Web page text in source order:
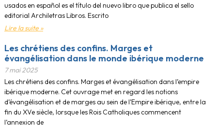
usados en español es el título del nuevo libro que publica el sello
editorial Archiletras Libros. Escrito
Lire la suite »
Les chrétiens des confins. Marges et
évangélisation dans le monde ibérique moderne
7 mai 2025
Les chrétiens des confins. Marges et évangélisation dans l’empire
ibérique moderne. Cet ouvrage met en regard les notions
d’évangélisation et de marges au sein de l’Empire ibérique, entre la
fin du XVe siècle, lorsque les Rois Catholiques commencent
l’annexion de